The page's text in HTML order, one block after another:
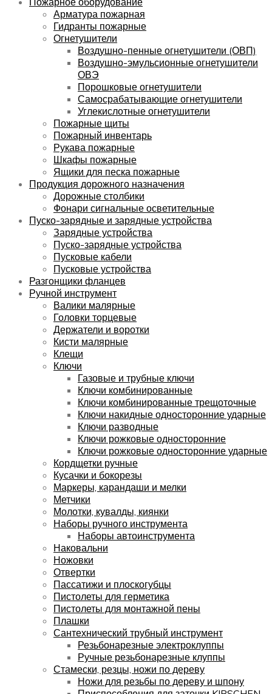
Арматура пожарная
Гидранты пожарные
Огнетушители
Воздушно-пенные огнетушители (ОВП)
Воздушно-эмульсионные огнетушители
ОВЭ
Порошковые огнетушители
Самосрабатывающие огнетушители
Углекислотные огнетушители
Пожарные щиты
Пожарный инвентарь
Рукава пожарные
Шкафы пожарные
Ящики для песка пожарные
Продукция дорожного назначения
Дорожные столбики
Фонари сигнальные осветительные
Пуско-зарядные и зарядные устройства
Зарядные устройства
Пуско-зарядные устройства
Пусковые кабели
Пусковые устройства
Разгонщики фланцев
Ручной инструмент
Валики малярные
Головки торцевые
Держатели и воротки
Кисти малярные
Клещи
Ключи
Газовые и трубные ключи
Ключи комбинированные
Ключи комбинированные трещоточные
Ключи накидные односторонние ударные
Ключи разводные
Ключи рожковые односторонние
Ключи рожковые односторонние ударные
Кордщетки ручные
Кусачки и бокорезы
Маркеры, карандаши и мелки
Метчики
Молотки, кувалды, киянки
Наборы ручного инструмента
Наборы автоинструмента
Наковальни
Ножовки
Отвертки
Пассатижи и плоскогубцы
Пистолеты для герметика
Пистолеты для монтажной пены
Плашки
Сантехнический трубный инструмент
Резьбонарезные электроклуппы
Ручные резьбонарезные клуппы
Стамески, резцы, ножи по дереву
Ножи для резьбы по дереву и шпону